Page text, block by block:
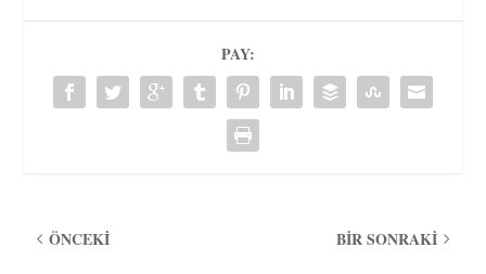
PAY:
ÖNCEKI BIR SONRAKI